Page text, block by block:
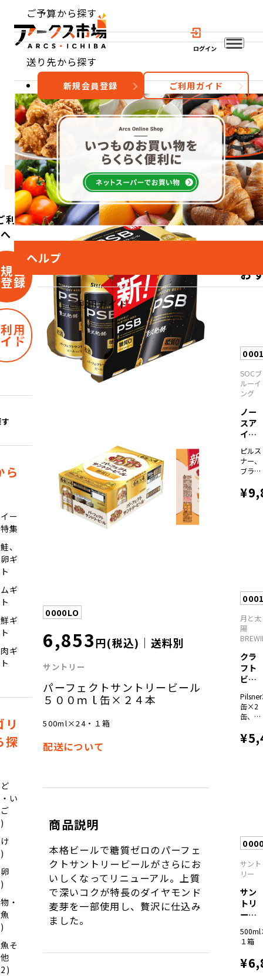
ログイン
ご予算から探す
送り先から探す
ヘルプ
ご利用ガイド
新規会員登録 ご利用ガイド
おすすめ 特集 カテゴリー
利用
会
録
用
ド
ら
ー
集
、
ギ
ギ
ギ
ギ
リ
探
い
・
そ
0000LO
6,853円(税込)｜送料別
サントリー
パーフェクトサントリービール
５００ｍｌ缶×２４本
500ml×24・１箱
配送について
商品説明
本格ビールで糖質ゼロのパーフェ
クトサントリービールがさらにお
いしくなってリニューアル。上質
で深いコクが特長のダイヤモンド
麦芽を一部使用し、贅沢に仕込み
ました。
お
SOCブ
ルーイ
ング
ノー
スア
イラ
ビ...
ピルス
ナー、
ブラウ
ル、
I.P.A.、
ェン
330ｍ
本
月と太
陽
クラ
フト
ビー
飲...
缶×2
缶、
缶×2
サント
リー
サン
トリ
ー生
ル...
１箱